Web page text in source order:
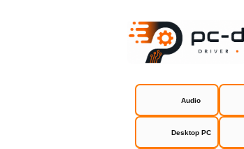
Audio
Desktop PC